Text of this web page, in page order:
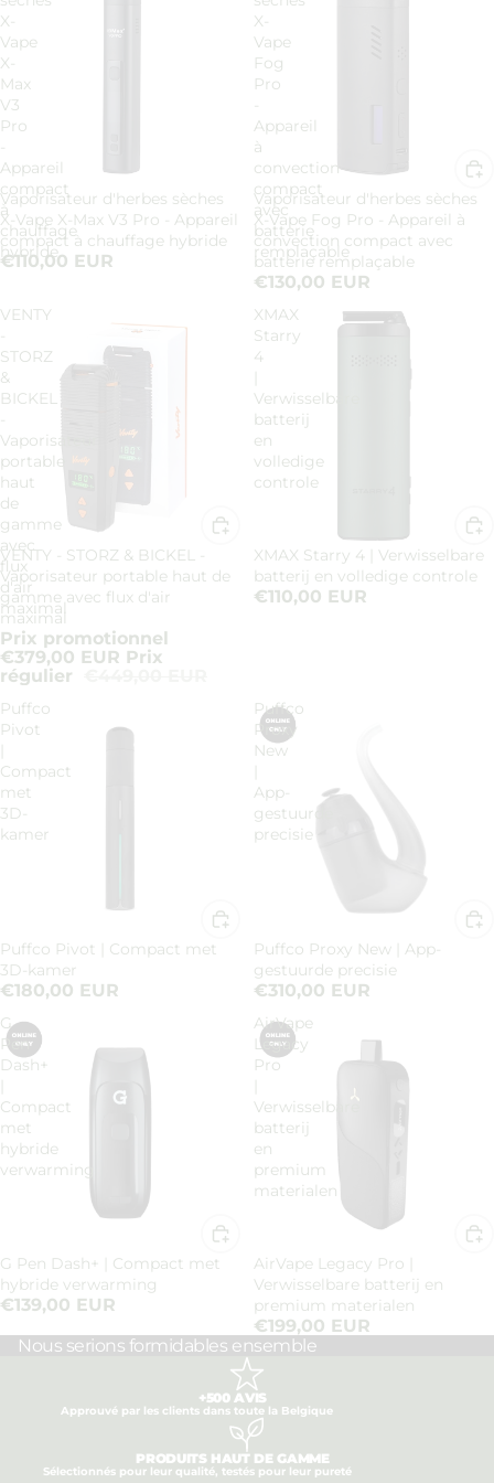
X-
Vape
X-
Max
V3
Pro
Appareil
compact
à
chauffage
hybride
Épuisé
Vaporisateur d'herbes sèches
X-Vape X-Max V3 Pro - Appareil
compact à chauffage hybride
€110,00 EUR
X-
Vape
Fog
Pro
Appareil
à
convection
compact
avec
batterie
remplaçable
Vaporisateur d'herbes sèches
X-Vape Fog Pro - Appareil à
convection compact avec
batterie remplaçable
€130,00 EUR
VENTY
STORZ
&
BICKEL
Vaporisateur
portable
haut
de
gamme
avec
flux
d'air
maximal
Promotion
VENTY - STORZ & BICKEL -
Vaporisateur portable haut de
gamme avec flux d'air
maximal
Prix promotionnel
€379,00 EUR Prix
régulier
XMAX
Starry
4
Verwisselbare
batterij
en
volledige
controle
XMAX Starry 4 | Verwisselbare
batterij en volledige controle
€110,00 EUR
Puffco
Pivot
Compact
met
3D-
kamer
Puffco Pivot | Compact met
3D-kamer
€180,00 EUR
Puffco
Proxy
New
App-
gestuurde
precisie
Puffco Proxy New | App-
gestuurde precisie
€310,00 EUR
G
Pen
Dash+
Compact
met
hybride
verwarming
G Pen Dash+ | Compact met
hybride verwarming
€139,00 EUR
AirVape
Legacy
Pro
Verwisselbare
batterij
en
premium
materialen
AirVape Legacy Pro |
Verwisselbare batterij en
premium materialen
€199,00 EUR
Nous serions formidables ensemble
+500 AVIS
Approuvé par les clients dans toute la Belgique
PRODUITS HAUT DE GAMME
Sélectionnés pour leur qualité, testés pour leur pureté